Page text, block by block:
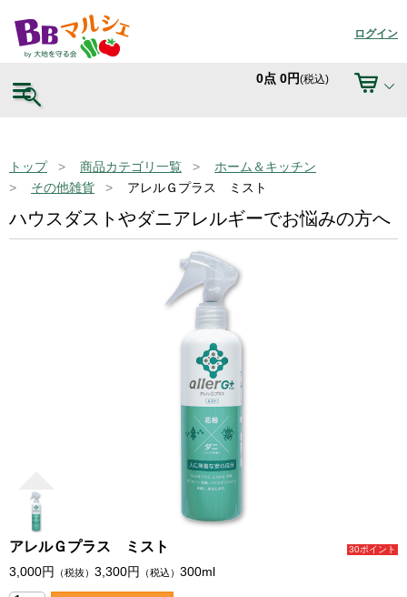
ログイン
0点 0円(税込)
トップ 商品カテゴリ一覧
ホーム＆キッチン
その他雑貨
アレルＧプラス ミスト
ハウスダストやダニアレルギーでお悩みの方へ
アレルＧプラス ミスト 30ポイント
3,000円 （税抜） 3,300円 （税込） 300ml